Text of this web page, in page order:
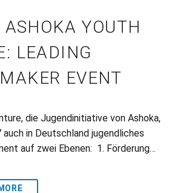
ASHOKA YOUTH
LEADING
EVENT
die Jugendinitiative von Ashoka,
in Deutschland jugendliches
auf zwei Ebenen: 1. Förderung…